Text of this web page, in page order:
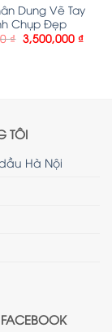
Dung Vẽ Tay
Chụp Đẹp
₫ 3,500,000 ₫
TÔI
Hà Nội